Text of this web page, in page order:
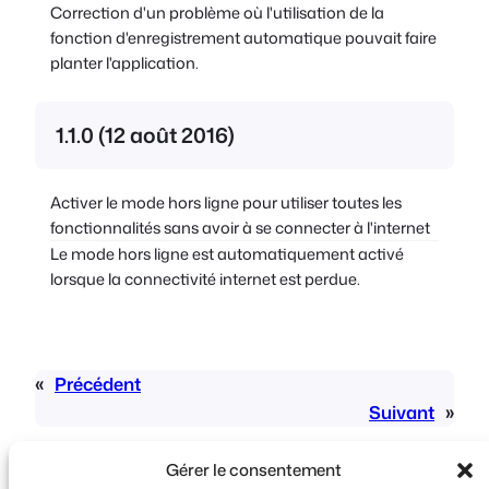
Gérer le consentement
Correction d'un problème où l'utilisation de la
fonction d'enregistrement automatique pouvait faire
planter l'application.
1.1.0 (12 août 2016)
Activer le mode hors ligne pour utiliser toutes les
fonctionnalités sans avoir à se connecter à l'internet
Le mode hors ligne est automatiquement activé
lorsque la connectivité internet est perdue.
« Précédent
Suivant »